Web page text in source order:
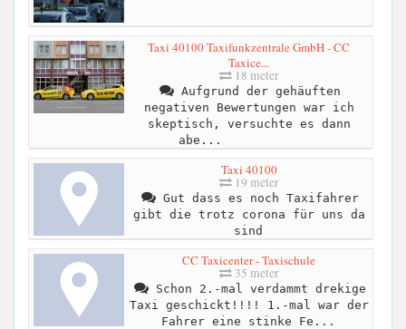
Taxi 40100 Taxifunkzentrale GmbH - CC
Taxice...
18 meter
Aufgrund der gehäuften
negativen Bewertungen war ich
skeptisch, versuchte es dann
abe...
Taxi 40100
19 meter
Gut dass es noch Taxifahrer
gibt die trotz corona für uns da
sind
CC Taxicenter - Taxischule
35 meter
Schon 2.-mal verdammt drekige
Taxi geschickt!!!! 1.-mal war der
Fahrer eine stinke Fe...